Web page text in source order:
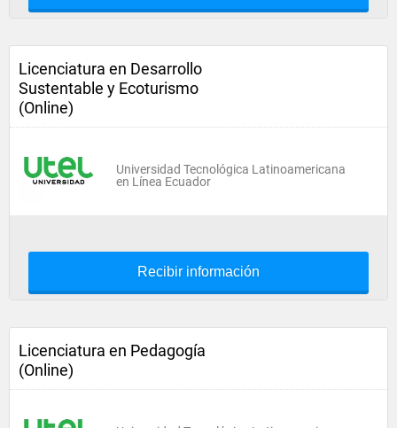
Licenciatura en Desarrollo
Sustentable y Ecoturismo
(Online)
Universidad Tecnológica Latinoamericana
en Línea Ecuador
Recibir información
Licenciatura en Pedagogía
(Online)